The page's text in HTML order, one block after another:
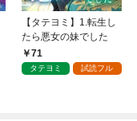
【タテヨミ】1.転生し
たら悪女の妹でした
71
タテヨミ 試読フル